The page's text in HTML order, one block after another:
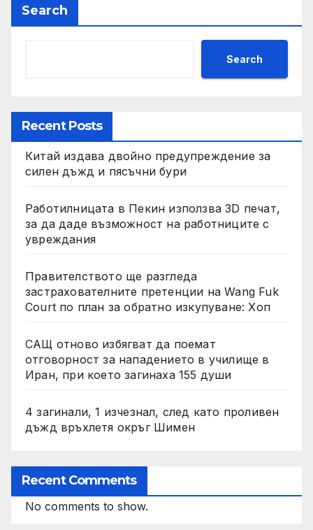
Search
Search
Recent Posts
Китай издава двойно предупреждение за
силен дъжд и пясъчни бури
Работилницата в Пекин използва 3D печат,
за да даде възможност на работниците с
увреждания
Правителството ще разгледа
застрахователните претенции на Wang Fuk
Court по план за обратно изкупуване: Хоп
САЩ отново избягват да поемат
отговорност за нападението в училище в
Иран, при което загинаха 155 души
4 загинали, 1 изчезнал, след като проливен
дъжд връхлетя окръг Шимен
Recent Comments
No comments to show.